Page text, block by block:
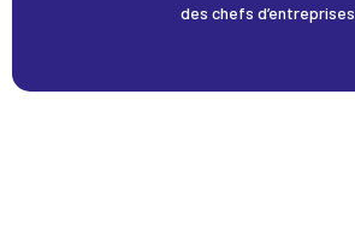
des chefs d’entreprises.